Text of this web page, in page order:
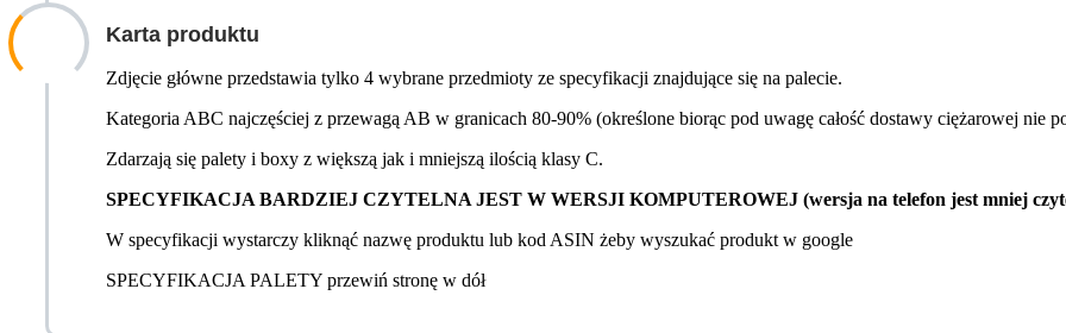
Karta produktu
Zdjęcie główne przedstawia tylko 4 wybrane przedmioty ze specyfikacji znajdujące się na palecie.
Kategoria ABC najczęściej z przewagą AB w granicach 80-90% (określone biorąc pod uwagę całość dostawy ciężarowej nie
Zdarzają się palety i boxy z większą jak i mniejszą ilością klasy C.
SPECYFIKACJA BARDZIEJ CZYTELNA JEST W WERSJI KOMPUTEROWEJ (wersja na telefon jest mniej
W specyfikacji wystarczy kliknąć nazwę produktu lub kod ASIN żeby wyszukać produkt w google
SPECYFIKACJA PALETY przewiń stronę w dół